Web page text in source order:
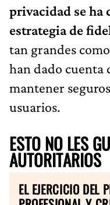
privacidad se ha
estrategia de
tan grandes
han dado cuenta
mantener
usuarios.
ESTO NO LES
AUTORITARIOS
EL EJERCICIO DEL